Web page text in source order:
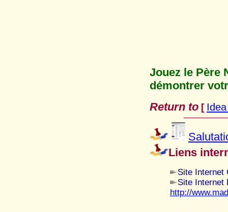
Jouez le Père
démontrer
Return to [
Liens
Site Internet
Site Internet
http://